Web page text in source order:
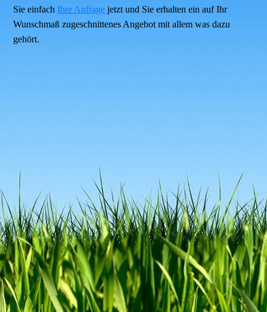
Sie einfach Ihre Anfrage jetzt und Sie erhalten ein auf Ihr
Wunschmaß zugeschnittenes Angebot mit allem was dazu
gehört.
HL_Dach_Stegplatten2